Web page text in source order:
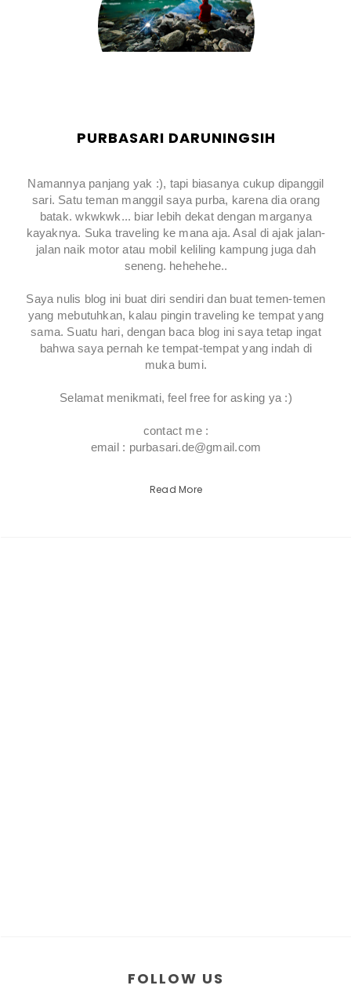
PURBASARI DARUNINGSIH
Namannya panjang yak :), tapi biasanya cukup dipanggil
sari. Satu teman manggil saya purba, karena dia orang
batak. wkwkwk... biar lebih dekat dengan marganya
kayaknya. Suka traveling ke mana aja. Asal di ajak jalan-
jalan naik motor atau mobil keliling kampung juga dah
seneng. hehehehe..
Saya nulis blog ini buat diri sendiri dan buat temen-temen
yang mebutuhkan, kalau pingin traveling ke tempat yang
sama. Suatu hari, dengan baca blog ini saya tetap ingat
bahwa saya pernah ke tempat-tempat yang indah di
muka bumi.
Selamat menikmati, feel free for asking ya :)
contact me :
email : purbasari.de@gmail.com
Read More
FOLLOW US